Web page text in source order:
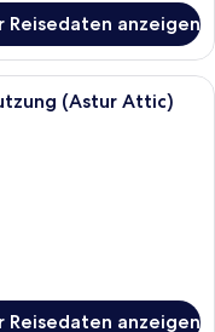
Reisedaten anzeigen
mit einem großen
(Astur Attic)
Reisedaten anzeigen